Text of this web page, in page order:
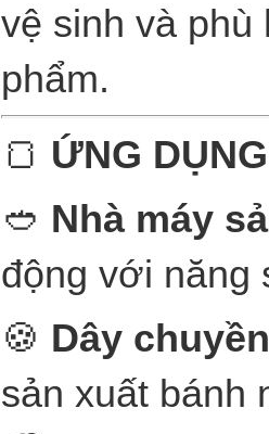
vệ sinh và
phẩm.
🍞 ỨNG
🥙 Nhà máy
động với năng
🍪 Dây
sản xuất bánh